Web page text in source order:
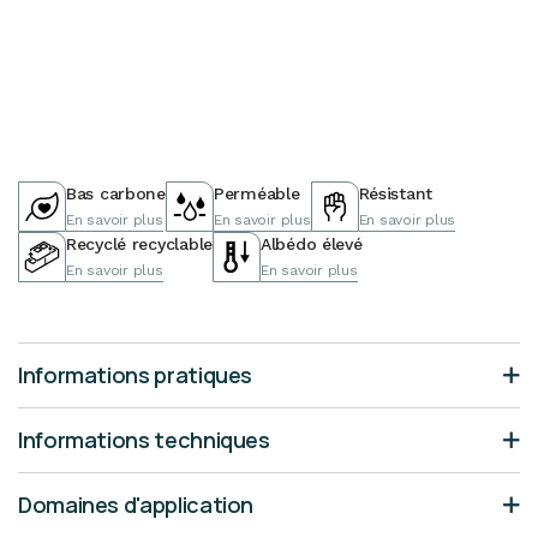
Bas carbone
En savoir plus
Perméable
En savoir plus
Résistant
En savoir plus
Recyclé recyclable
En savoir plus
Albédo élevé
En savoir plus
Informations pratiques
Informations techniques
Domaines d'application